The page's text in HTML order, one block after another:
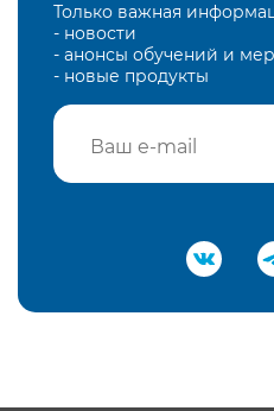
Только важная
- новости
- анонсы обучений и
- новые продукты
Подтвердить e-mail